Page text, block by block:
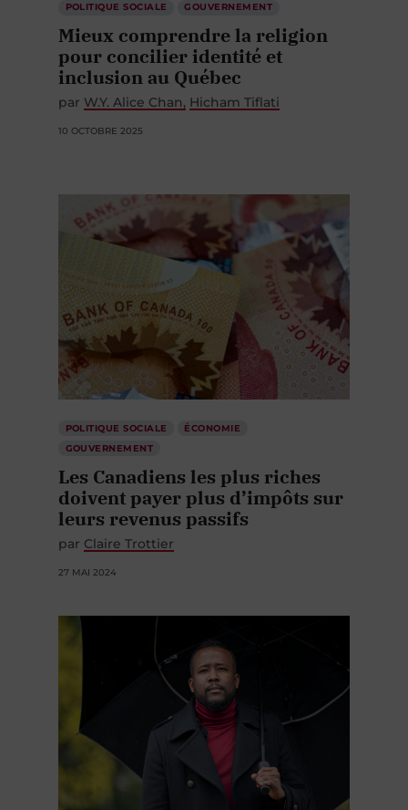
POLITIQUE SOCIALE GOUVERNEMENT
Mieux comprendre la religion
pour concilier identité et
inclusion au Québec
par W.Y. Alice Chan Hicham Tiflati
10 OCTOBRE 2025
POLITIQUE SOCIALE
ÉCONOMIE
GOUVERNEMENT
Les Canadiens les plus riches
doivent payer plus d’impôts sur
leurs revenus passifs
par Claire Trottier
27 MAI 2024